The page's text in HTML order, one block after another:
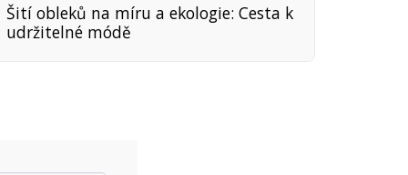
Šití obleků na míru a ekologie: Cesta k
udržitelné módě